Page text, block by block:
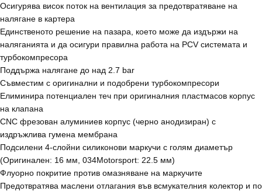
Осигурява висок поток на вентилация за предотвратяване на
налягане в картера
Единственото решение на пазара, което може да издържи на
наляганията и да осигури правилна работа на PCV системата и
турбокомпресора
Поддържа налягане до над 2.7 bar
Съвместим с оригинални и подобрени турбокомпресори
Елиминира потенциален теч при оригиналния пластмасов корпус
на клапана
CNC фрезован алуминиев корпус (черно анодизиран) с
издръжлива гумена мембрана
Подсилени 4-слойни силиконови маркучи с голям диаметър
(Оригинален: 16 мм, 034Motorsport: 22.5 мм)
Флуорно покритие против омазняване на маркучите
Предотвратява маслени отлагания във всмукателния колектор и по